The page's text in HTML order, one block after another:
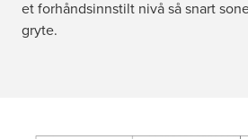
et forhåndsinnstilt nivå så snart
gryte.